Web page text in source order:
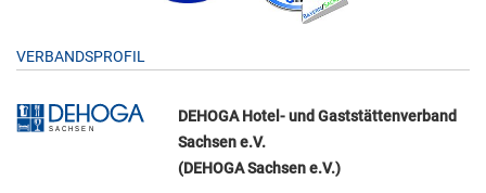
VERBANDSPROFIL
DEHOGA Hotel- und Gaststättenverband
Sachsen e.V.
(DEHOGA Sachsen e.V.)